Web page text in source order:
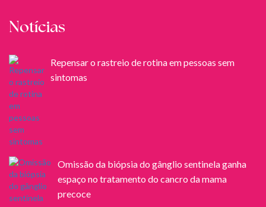
Notícias
Repensar o rastreio de rotina em pessoas sem
sintomas
Omissão da biópsia do gânglio sentinela ganha
espaço no tratamento do cancro da mama
precoce